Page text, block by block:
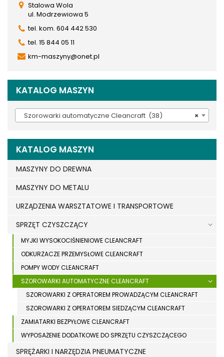
Stalowa Wola
ul. Modrzewiowa 5
tel. kom. 604 442 530
tel. 15 844 05 11
km-maszyny@onet.pl
KATALOG MASZYN
×
Szorowarki automatyczne Cleancraft (38)
KATALOG MASZYN
MASZYNY DO DREWNA
MASZYNY DO METALU
URZĄDZENIA WARSZTATOWE I TRANSPORTOWE
SPRZĘT CZYSZCZĄCY
MYJKI WYSOKOCIŚNIENIOWE CLEANCRAFT
ODKURZACZE PRZEMYSŁOWE CLEANCRAFT
POMPY WODY CLEANCRAFT
SZOROWARKI AUTOMATYCZNE CLEANCRAFT
SZOROWARKI Z OPERATOREM PROWADZĄCYM CLEANCRAFT
SZOROWARKI Z OPERATOREM SIEDZĄCYM CLEANCRAFT
ZAMIATARKI BEZPYŁOWE CLEANCRAFT
WYPOSAŻENIE DODATKOWE DO SPRZĘTU CZYSZCZĄCEGO
SPRĘŻARKI I NARZĘDZIA PNEUMATYCZNE